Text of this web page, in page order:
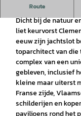
Route
De ster in Emsland
Dicht bij de natuur
liet keurvorst
eeuw zijn jachtslot
toparchitect van die
complex van een
gebleven, inclusief
kleine maar uiterst
Franse zijde,
schilderijen en
paviljoens rond het